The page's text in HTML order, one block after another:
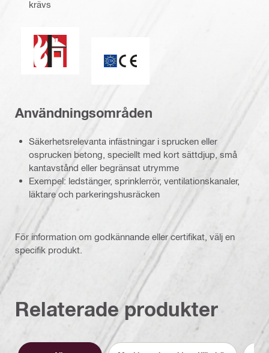
krävs
Brandmotstånd
Användningsområden
Säkerhetsrelevanta infästningar i sprucken eller
osprucken betong, speciellt med kort sättdjup, små
kantavstånd eller begränsat utrymme
Exempel: ledstänger, sprinklerrör, ventilationskanaler,
läktare och parkeringshusräcken
För information om godkännande eller certifikat, välj en
specifik produkt.
Relaterade produkter